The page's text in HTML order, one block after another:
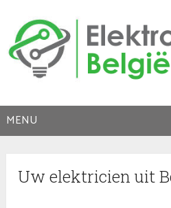
MENU
Uw elektricien uit